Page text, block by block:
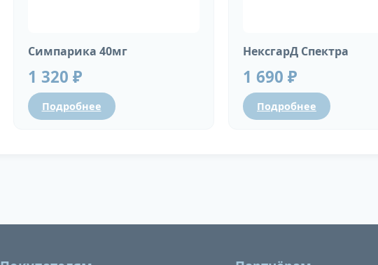
Симпарика 40мг
1 320 ₽
Подробнее
НексгарД Спектра
1 690 ₽
Подробнее